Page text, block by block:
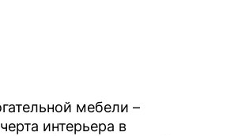
мебели –
интерьера в